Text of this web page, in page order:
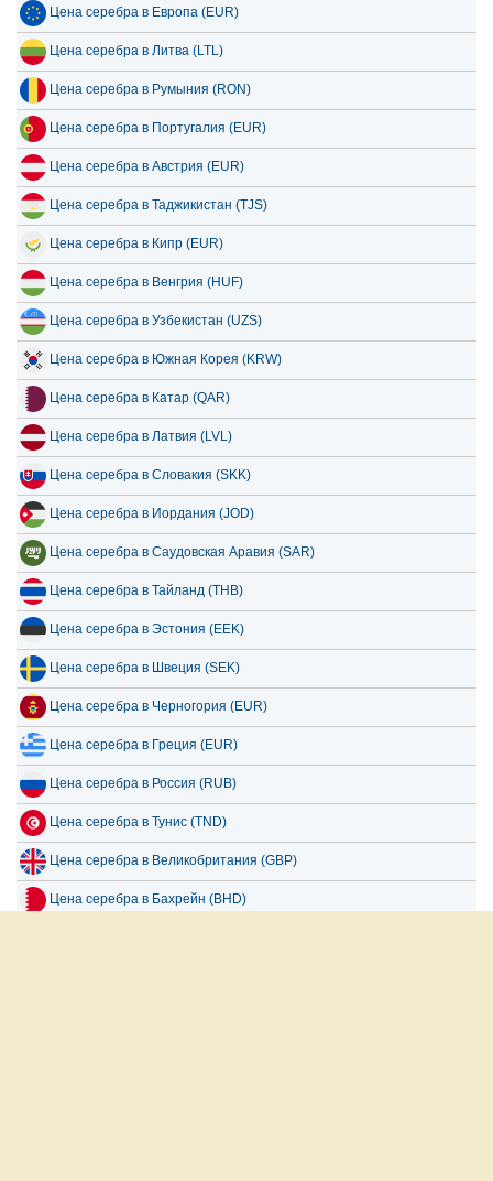
Цена серебра в Литва (LTL)
Цена серебра в Румыния (RON)
Цена серебра в Португалия (EUR)
Цена серебра в Австрия (EUR)
Цена серебра в Таджикистан (TJS)
Цена серебра в Кипр (EUR)
Цена серебра в Венгрия (HUF)
Цена серебра в Узбекистан (UZS)
Цена серебра в Южная Корея (KRW)
Цена серебра в Катар (QAR)
Цена серебра в Латвия (LVL)
Цена серебра в Словакия (SKK)
Цена серебра в Иордания (JOD)
Цена серебра в Саудовская Аравия (SAR)
Цена серебра в Тайланд (THB)
Цена серебра в Эстония (EEK)
Цена серебра в Швеция (SEK)
Цена серебра в Черногория (EUR)
Цена серебра в Греция (EUR)
Цена серебра в Россия (RUB)
Цена серебра в Тунис (TND)
Цена серебра в Великобритания (GBP)
Цена серебра в Бахрейн (BHD)
Цена серебра в Норвегия (NOK)